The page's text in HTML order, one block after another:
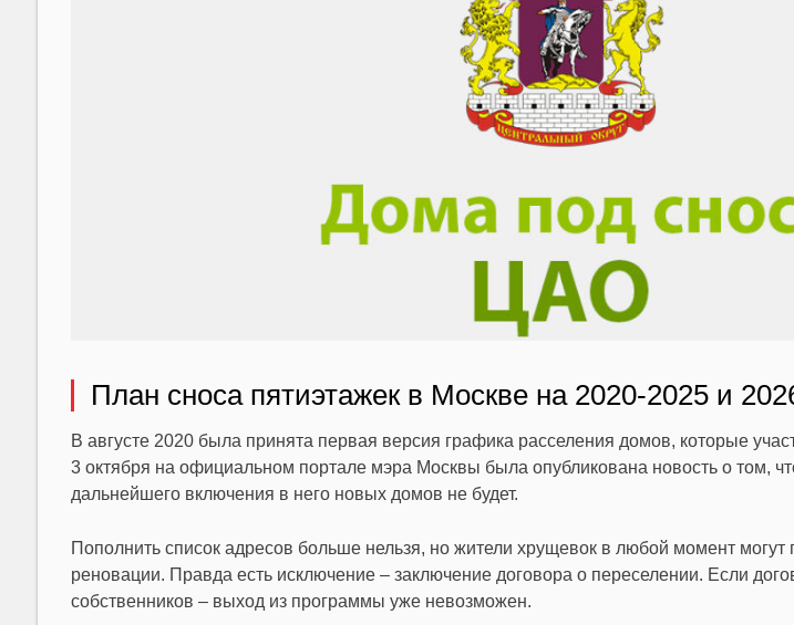
План сноса пятиэтажек в Москве на 2020-2025 и
В августе 2020 была принята первая версия графика расселения домов, которые
3 октября на официальном портале мэра Москвы была опубликована новость о том,
дальнейшего включения в него новых домов не будет.
Пополнить список адресов больше нельзя, но жители хрущевок в любой момент могут
реновации. Правда есть исключение – заключение договора о переселении. Если
собственников – выход из программы уже невозможен.